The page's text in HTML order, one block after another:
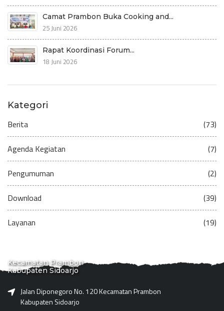
Camat Prambon Buka Cooking and...
25 Juni 2026
Rapat Koordinasi Forum...
18 Juni 2026
Kategori
Berita (73)
Agenda Kegiatan (7)
Pengumuman (2)
Download (39)
Layanan (19)
Kecamatan Prambon
Kabupaten Sidoarjo
Jalan Diponegoro No. 120 Kecamatan Prambon
Kabupaten Sidoarjo